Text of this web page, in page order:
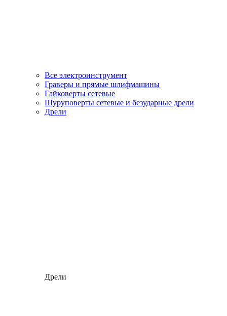
Все электроинструмент
Граверы и прямые шлифмашины
Гайковерты сетевые
Шуруповерты сетевые и безударные дрели
Дрели
Дрели